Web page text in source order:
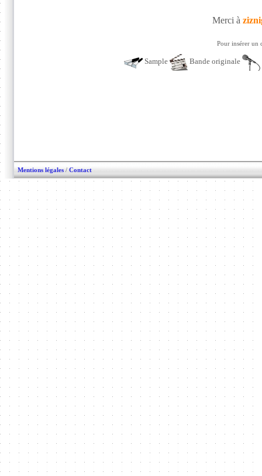
Merci à
Pour insérer un
Sample Bande originale
Mentions légales / Contact